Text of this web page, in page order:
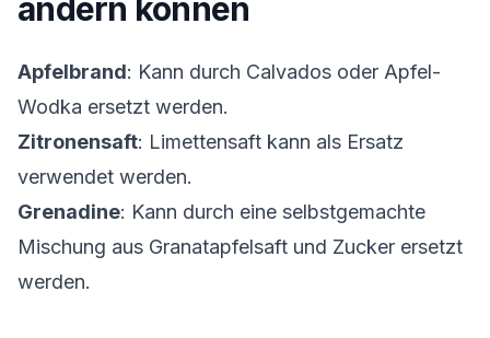
ändern können
Apfelbrand: Kann durch Calvados oder Apfel-
Wodka ersetzt werden.
Zitronensaft: Limettensaft kann als Ersatz
verwendet werden.
Grenadine: Kann durch eine selbstgemachte
Mischung aus Granatapfelsaft und Zucker ersetzt
werden.